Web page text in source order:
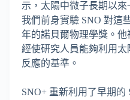
示，太陽中微子長期以
我們前身實驗 SNO 對這
年的諾貝爾物理學獎。
經使研究人員能夠利用
反應的基準。
SNO+ 重新利用了早期的